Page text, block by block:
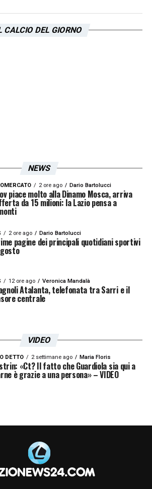
21:00-Lazio– Feyenoord
CALCIO DEL GIORNO
NEWS
2 ore ago Dario Bartolucci
piace molto alla Dinamo Mosca, arriva
da 15 milioni: la Lazio pensa a
2 ore ago Dario Bartolucci
pagine dei principali quotidiani sportivi
12 ore ago Veronica Mandalà
Atalanta, telefonata tra Sarri e il
centrale
VIDEO
DETTO 2 settimane ago Maria Floris
«Ct? Il fatto che Guardiola sia qui a
è grazie a una persona» – VIDEO